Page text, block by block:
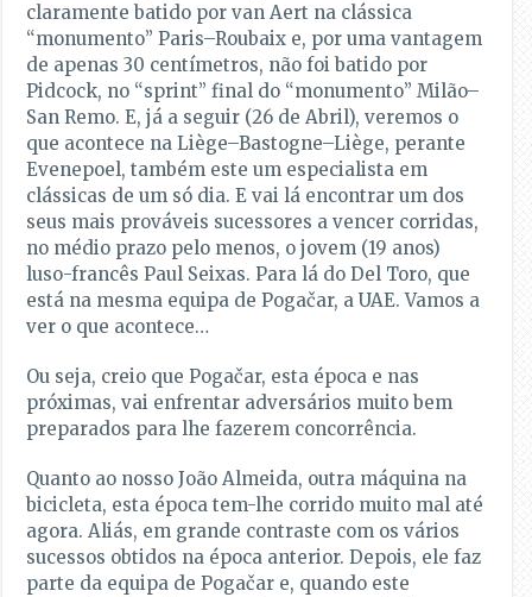
claramente batido por van Aert na clássica
“monumento” Paris–Roubaix e, por uma vantagem
de apenas 30 centímetros, não foi batido por
Pidcock, no “sprint” final do “monumento” Milão–
San Remo. E, já a seguir (26 de Abril), veremos o
que acontece na Liège–Bastogne–Liège, perante
Evenepoel, também este um especialista em
clássicas de um só dia. E vai lá encontrar um dos
seus mais prováveis sucessores a vencer corridas,
no médio prazo pelo menos, o jovem (19 anos)
luso-francês Paul Seixas. Para lá do Del Toro, que
está na mesma equipa de Pogačar, a UAE. Vamos a
ver o que acontece…
Ou seja, creio que Pogačar, esta época e nas
próximas, vai enfrentar adversários muito bem
preparados para lhe fazerem concorrência.
Quanto ao nosso João Almeida, outra máquina na
bicicleta, esta época tem-lhe corrido muito mal até
agora. Aliás, em grande contraste com os vários
sucessos obtidos na época anterior. Depois, ele faz
parte da equipa de Pogačar e, quando este